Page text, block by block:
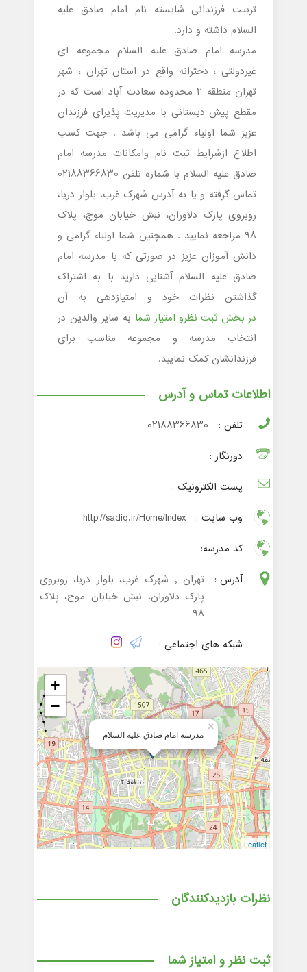
تربیت فرزندانی شایسته نام امام صادق علیه
السلام داشته و دارد.
مدرسه امام صادق علیه السلام مجموعه ای
غیردولتی ، دخترانه واقع در استان تهران ، شهر
تهران منطقه 2 محدوده سعادت آباد است که در
مقطع پیش دبستانی با مدیریت پذیرای فرزندان
عزیز شما اولیاء گرامی می باشد . جهت کسب
اطلاع ازشرایط ثبت نام وامکانات مدرسه امام
صادق علیه السلام با شماره تلفن 02188366830
تماس گرفته و یا به آدرس شهرک غرب، بلوار دریا،
روبروی پارک دلاوران، نبش خیابان موج، پلاک
۹۸ مراجعه نمایید . همچنین شما اولیاء گرامی و
دانش آموزان عزیز در صورتی که با مدرسه امام
صادق علیه السلام آشنایی دارید با به اشتراک
گذاشتن نظرات خود و امتیازدهی به آن
در بخش ثبت نظرو امتیاز شما به سایر والدین در
انتخاب مدرسه و مجموعه مناسب برای
فرزندانشان کمک نمایید.
اطلاعات تماس و آدرس
تلفن :
02188366830
دورنگار :
پست الکترونیک :
وب سایت :
http://sadiq.ir/Home/Index
کد مدرسه:
آدرس :
تهران , شهرک غرب، بلوار دریا، روبروی
پارک دلاوران، نبش خیابان موج، پلاک
۹۸
شبکه های اجتماعی :
مدرسه امام صادق علیه السلام
×
+
−
Leaflet
نظرات بازدیدکنندگان
ثبت نظر و امتیاز شما